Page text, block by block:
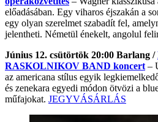
előadásában. Egy viharos éjszakán a
egy olyan szerelmet szabadít fel,
jelentheti. Németül énekelt, angolul
Június 12. csütörtök 20:00 Barlang /
RASKOLNIKOV BAND koncert–
az americana stílus egyik
és zenekara egyedi módon ötvözi a
műfajokat. JEGYVÁSÁRLÁS